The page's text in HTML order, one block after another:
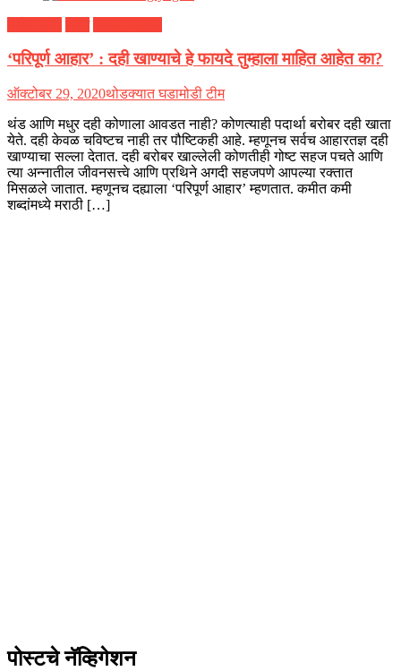
‘परिपूर्ण आहार’ : दही खाण्याचे हे फायदे तुम्हाला माहित आहेत का?
ऑक्टोबर 29, 2020थोडक्यात घडामोडी टीम
थंड आणि मधुर दही कोणाला आवडत नाही? कोणत्याही पदार्था बरोबर दही खाता
येते. दही केवळ चविष्टच नाही तर पौष्टिकही आहे. म्हणूनच सर्वच आहारतज्ञ दही
खाण्याचा सल्ला देतात. दही बरोबर खाल्लेली कोणतीही गोष्ट सहज पचते आणि
त्या अन्नातील जीवनसत्त्वे आणि प्रथिने अगदी सहजपणे आपल्या रक्तात
मिसळले जातात. म्हणूनच दह्याला ‘परिपूर्ण आहार’ म्हणतात. कमीत कमी
शब्दांमध्ये मराठी […]
पोस्टचे नॅव्हिगेशन